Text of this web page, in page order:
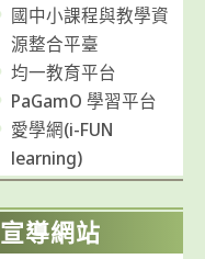
國中小課程與教學資
源整合平臺
均一教育平台
PaGamO 學習平台
愛學網(i-FUN
learning)
宣導網站